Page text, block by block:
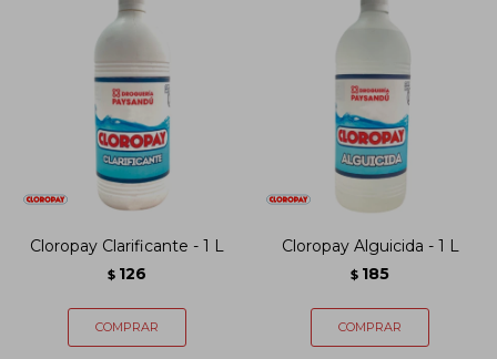
Cloropay Clarificante - 1 L
$ 126
Cloropay Alguicida - 1 L
$ 185